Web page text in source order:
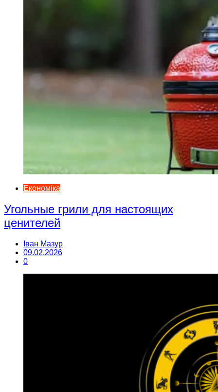
Економіка
Угольные грили для настоящих
ценителей
Іван Мазур
09.02.2026
0